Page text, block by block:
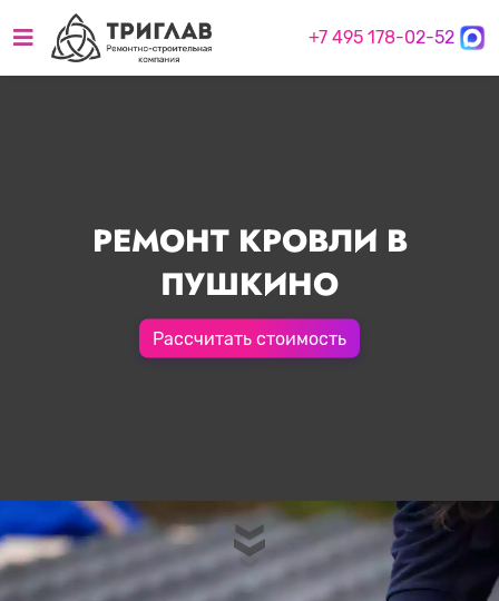
+7 495 178-02-52
РЕМОНТ КРОВЛИ В
ПУШКИНО
Рассчитать стоимость